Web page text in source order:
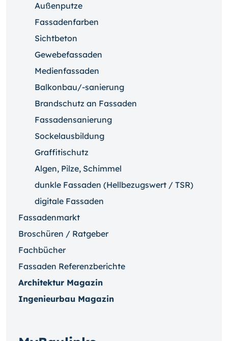
Außenputze
Fassadenfarben
Sichtbeton
Gewebefassaden
Medienfassaden
Balkonbau/-sanierung
Brandschutz an Fassaden
Fassadensanierung
Sockelausbildung
Graffitischutz
Algen, Pilze, Schimmel
dunkle Fassaden (Hellbezugswert / TSR)
digitale Fassaden
Fassadenmarkt
Broschüren / Ratgeber
Fachbücher
Fassaden Referenzberichte
Architektur Magazin
Ingenieurbau Magazin